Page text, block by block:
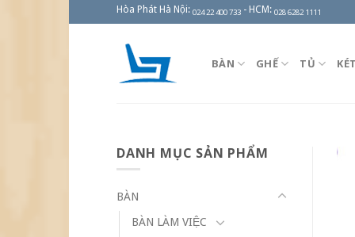
Hòa Phát Hà Nội: 024 22 400 733 - HCM: 028 6282 1111
BÀN GHẾ TỦ
DANH MỤC SẢN PHẨM
BÀN
BÀN LÀM VIỆC